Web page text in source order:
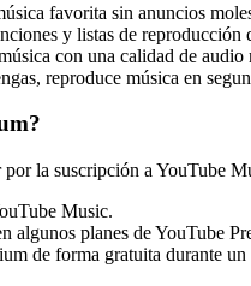
favorita sin anuncios
y listas de reproducción
con una calidad de
reproduce música en
por la suscripción a YouTube
Music.
algunos planes de YouTube
de forma gratuita durante